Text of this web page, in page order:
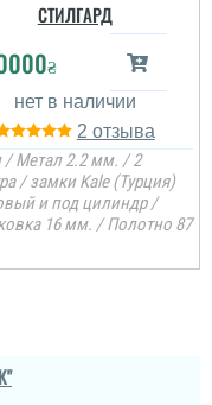
Олег
Скидались всіма
сусідами на двері в
коридор, то
СТИЛГАРД
₴
2
/ Метал 2.2 мм. / 2
/ замки Kale (Турция)
и под цилиндр /
16 мм. / Полотно 87